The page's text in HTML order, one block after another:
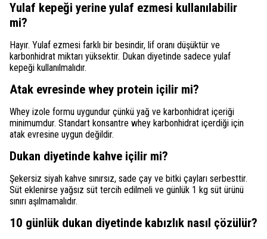
Yulaf kepeği yerine yulaf ezmesi kullanılabilir
mi?
Hayır. Yulaf ezmesi farklı bir besindir, lif oranı düşüktür ve
karbonhidrat miktarı yüksektir. Dukan diyetinde sadece yulaf
kepeği kullanılmalıdır.
Atak evresinde whey protein içilir mi?
Whey izole formu uygundur çünkü yağ ve karbonhidrat içeriği
minimumdur. Standart konsantre whey karbonhidrat içerdiği için
atak evresine uygun değildir.
Dukan diyetinde kahve içilir mi?
Şekersiz siyah kahve sınırsız, sade çay ve bitki çayları serbesttir.
Süt eklenirse yağsız süt tercih edilmeli ve günlük 1 kg süt ürünü
sınırı aşılmamalıdır.
10 günlük dukan diyetinde kabızlık nasıl çözülür?